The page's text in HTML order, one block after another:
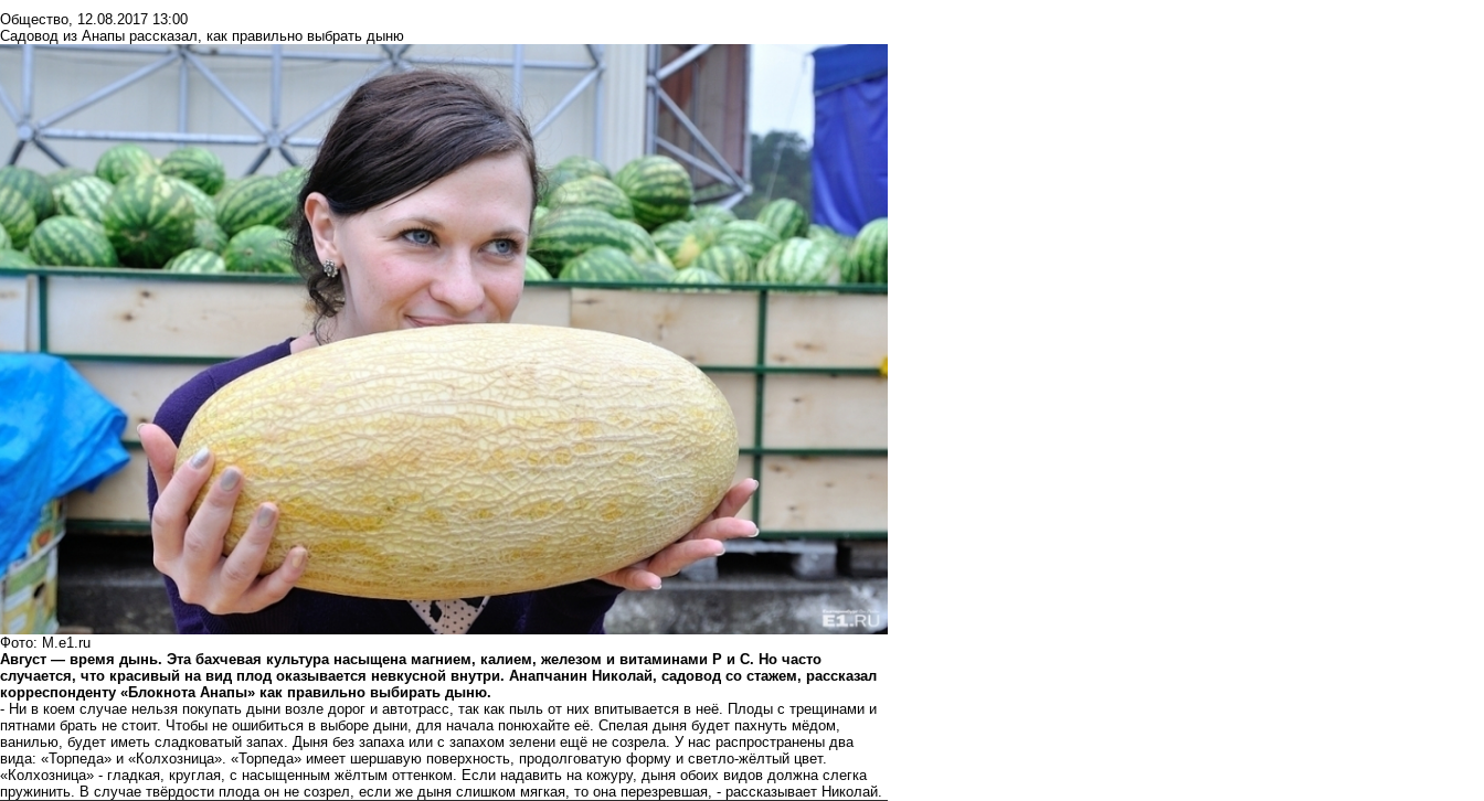
Общество, 12.08.2017 13:00
Садовод из Анапы рассказал, как правильно выбрать дыню
Фото: M.e1.ru
Август — время дынь. Эта бахчевая культура насыщена магнием, калием, железом и витаминами Р и С. Но часто
случается, что красивый на вид плод оказывается невкусной внутри. Анапчанин Николай, садовод со стажем, рассказал
корреспонденту «Блокнота Анапы» как правильно выбирать дыню.
- Ни в коем случае нельзя покупать дыни возле дорог и автотрасс, так как пыль от них впитывается в неё. Плоды с трещинами и
пятнами брать не стоит. Чтобы не ошибиться в выборе дыни, для начала понюхайте её. Спелая дыня будет пахнуть мёдом,
ванилью, будет иметь сладковатый запах. Дыня без запаха или с запахом зелени ещё не созрела. У нас распространены два
вида: «Торпеда» и «Колхозница». «Торпеда» имеет шершавую поверхность, продолговатую форму и светло-жёлтый цвет.
«Колхозница» - гладкая, круглая, с насыщенным жёлтым оттенком. Если надавить на кожуру, дыня обоих видов должна слегка
пружинить. В случае твёрдости плода он не созрел, если же дыня слишком мягкая, то она перезревшая, - рассказывает Николай.